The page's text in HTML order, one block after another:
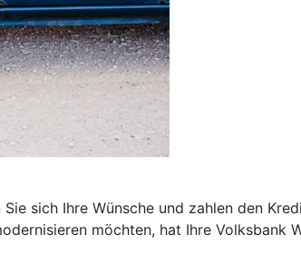
sich Ihre Wünsche und zahlen den
möchten, hat Ihre Volksbank